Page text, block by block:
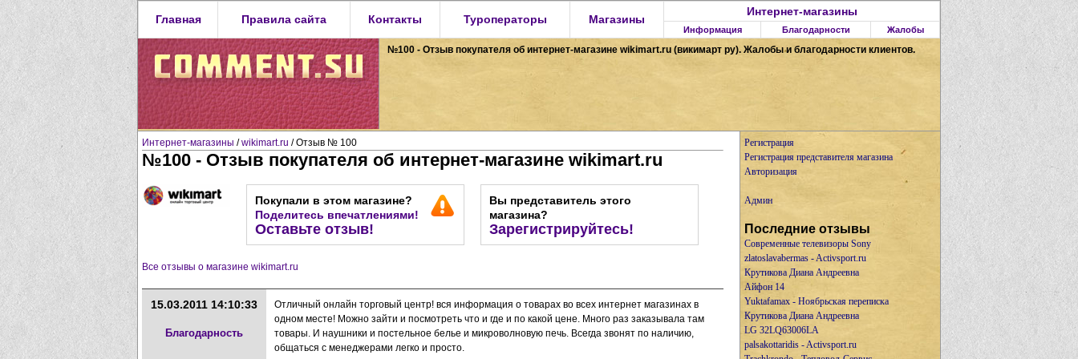
Главная Правила сайта Контакты Туроператоры Магазины
Интернет-магазины
Информация Благодарности Жалобы
№100 - Отзыв покупателя об интернет-магазине wikimart.ru (викимарт ру). Жалобы и благодарности клиентов.
Интернет-магазины /wikimart.ru / Отзыв № 100
№100 - Отзыв покупателя об интернет-магазине wikimart.ru
Покупали в этом магазине?
Поделитесь впечатлениями!
Оставьте отзыв!
Вы представитель этого
магазина?
Зарегистрируйтесь!
Все отзывы о магазине wikimart.ru
15.03.2011 14:10:33
Благодарность
Отличный онлайн торговый центр! вся информация о товарах во всех интернет магазинах в
одном месте! Можно зайти и посмотреть что и где и по какой цене. Много раз заказывала там
товары. И наушники и постельное белье и микроволновую печь. Всегда звонят по наличию,
общаться с менеджерами легко и просто.
Регистрация
Регистрация представителя магазина
Авторизация
Админ
Последние отзывы
Современные телевизоры Sony
zlatoslavabermas - Activsport.ru
Крутикова Диана Андреевна
Айфон 14
Yuktafamax - Ноябрьская переписка
Крутикова Диана Андреевна
LG 32LQ63006LA
palsakottaridis - Activsport.ru